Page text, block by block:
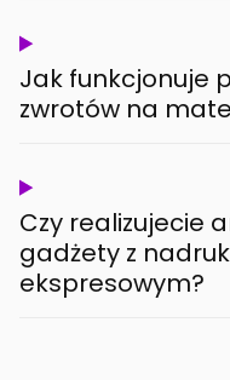
Jak funkcjonuje
zwrotów na
Czy realizujecie
gadżety z
ekspresowym?